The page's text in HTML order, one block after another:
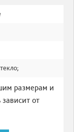
;
размерам и
от